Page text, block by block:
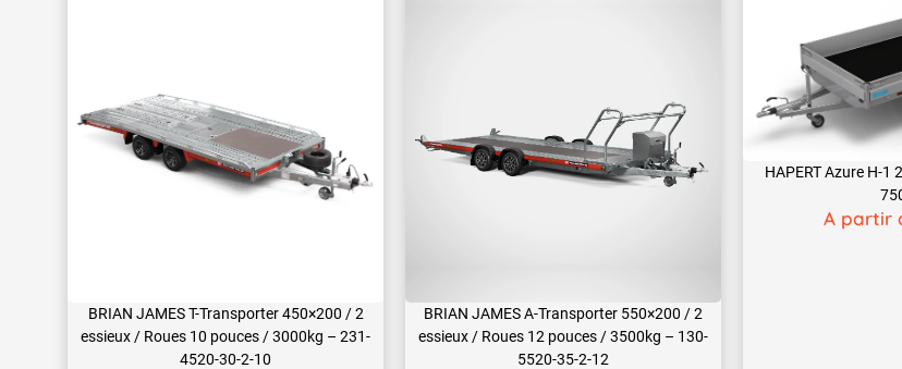
BRIAN JAMES T-Transporter 450×200 / 2
essieux / Roues 10 pouces / 3000kg – 231-
4520-30-2-10
BRIAN JAMES A-Transporter 550×200 / 2
essieux / Roues 12 pouces / 3500kg – 130-
5520-35-2-12
HAPERT Azure H-1
A partir